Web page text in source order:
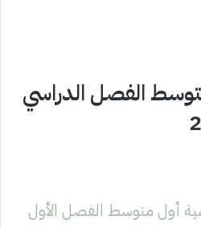
الفصل الدراسي
أول متوسط الفصل الأول